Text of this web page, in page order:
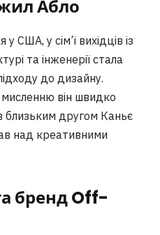
Абло
США, у сім’ї вихідців із
та інженерії стала
до дизайну.
він швидко
близьким другом Каньє
над креативними
бренд Off-